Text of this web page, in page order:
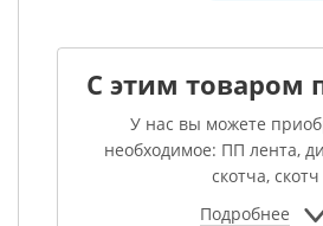
С этим товаром
У нас вы можете
необходимое: ПП лента,
скотча, скотч
Подробнее